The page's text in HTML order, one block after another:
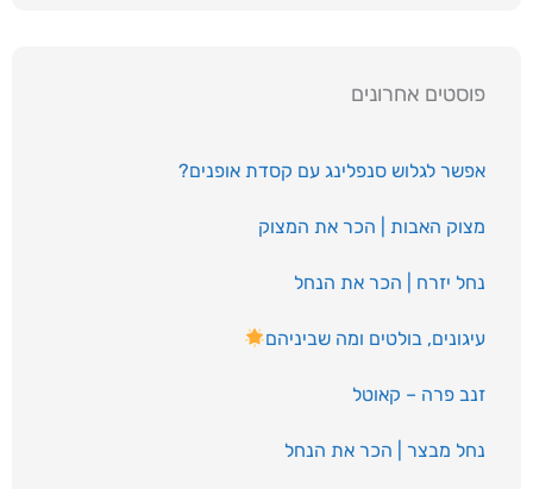
פוסטים אחרונים
אפשר לגלוש סנפלינג עם קסדת אופנים?
מצוק האבות | הכר את המצוק
נחל יזרח | הכר את הנחל
עיגונים, בולטים ומה שביניהם
זנב פרה – קאוטל
נחל מבצר | הכר את הנחל